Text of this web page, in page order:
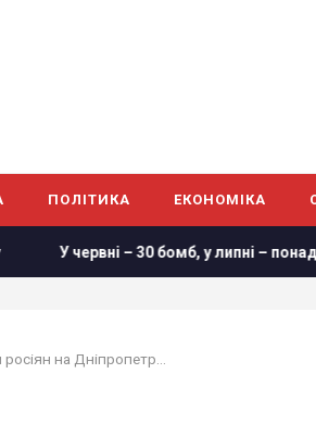
ПОЛІТИКА ЕКОНОМІКА
– 30 бомб, у липні – понад 50: в ОВА